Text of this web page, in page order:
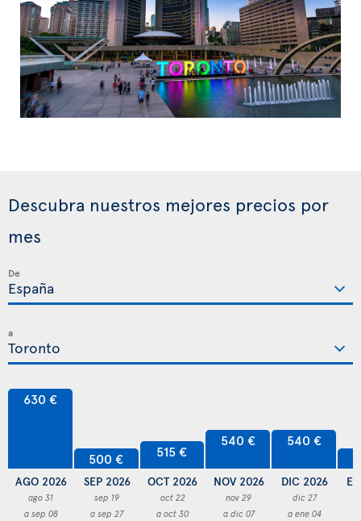
Descubra nuestros mejores precios por
mes
De
a
630 €
AGO 2026
ago 31
a sep 08
500 €
SEP 2026
sep 19
a sep 27
515 €
OCT 2026
oct 22
a oct 30
540 €
NOV 2026
nov 29
a dic 07
540 €
DIC 2026
dic 27
a ene 04